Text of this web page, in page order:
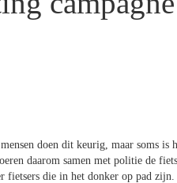
doen dit keurig, maar soms is
daarom samen met politie de
die in het donker op pad